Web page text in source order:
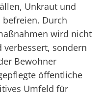
Unkraut und
Durch
wird nicht
verbessert, sondern
Bewohner
öffentliche
Umfeld für